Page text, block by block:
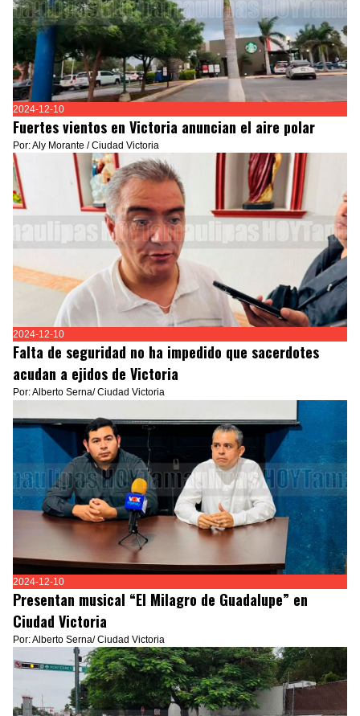
2024-12-10
Fuertes vientos en Victoria anuncian el aire polar
Por: Aly Morante / Ciudad Victoria
2024-12-10
Falta de seguridad no ha impedido que sacerdotes
acudan a ejidos de Victoria
Por: Alberto Serna/ Ciudad Victoria
2024-12-10
Presentan musical “El Milagro de Guadalupe” en
Ciudad Victoria
Por: Alberto Serna/ Ciudad Victoria